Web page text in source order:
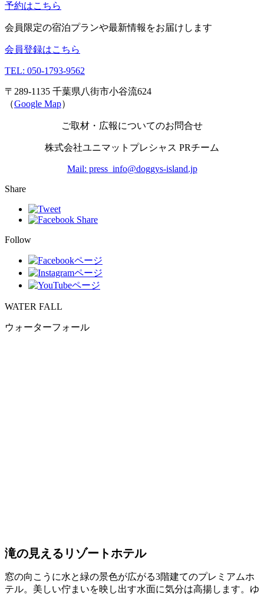
予約はこちら
会員限定の宿泊プランや最新情報をお届けします
会員登録はこちら
TEL: 050-1793-9562
〒289-1135 千葉県八街市小谷流624
（Google Map）
ご取材・広報についてのお問合せ
株式会社ユニマットプレシャス PRチーム
Mail: press_info@doggys-island.jp
Share
Follow
WATER FALL
ウォーターフォール
滝の見えるリゾートホテル
窓の向こうに水と緑の景色が広がる3階建てのプレミアムホ
テル。美しい佇まいを映し出す水面に気分は高揚します。ゆ